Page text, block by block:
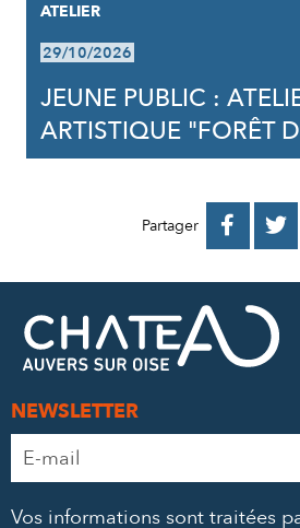
ATELIER
29/10/2026
JEUNE PUBLIC :
ARTISTIQUE "FORÊT
Partager  
NEWSLETTER
Adresse
e-
Vos informations sont traitées